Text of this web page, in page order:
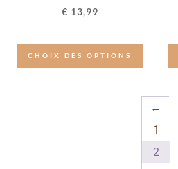
€ 13,99
CHOIX DES OPTIONS
←
1
2